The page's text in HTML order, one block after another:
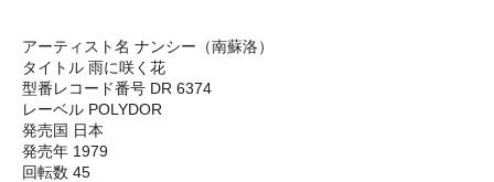
アーティスト名 ナンシー（南蘇洛）
タイトル 雨に咲く花
型番レコード番号 DR 6374
レーベル POLYDOR
発売国 日本
発売年 1979
回転数 45